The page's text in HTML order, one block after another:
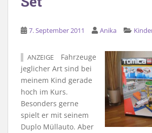
7. September 2011 Anika
ANZEIGE
Fahrzeuge
jeglicher Art sind bei
meinem Kind gerade
hoch im Kurs.
Besonders gerne
spielt er mit seinem
Duplo Müllauto. Aber